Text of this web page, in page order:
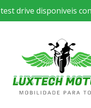
test drive disponiveis